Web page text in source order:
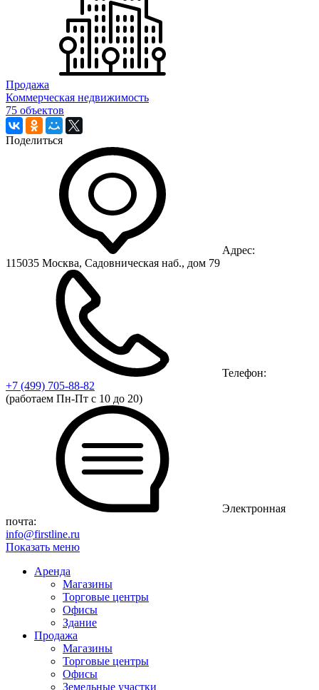
Продажа
Коммерческая недвижимость
75 объектов
Поделиться
Адрес:
115035 Москва, Садовническая наб., дом 79
Телефон:
+7 (499) 705-88-82
(работаем Пн-Пт с 10 до 20)
Электронная
почта:
info@firstline.ru
Показать меню
Аренда
Магазины
Торговые центры
Офисы
Здание
Продажа
Магазины
Торговые центры
Офисы
Земельные участки